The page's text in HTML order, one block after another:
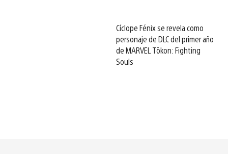
Cíclope Fénix se revela como
personaje de DLC del primer año
de MARVEL Tōkon: Fighting
Souls